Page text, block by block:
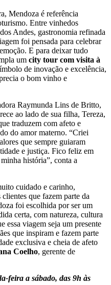
Mendoza é referência
Entre vinhedos
Andes, gastronomia refinada
foi pensada para celebrar
E para deixar tudo
um city tour com visita à
de inovação e excelência,
o bom vinho e
Raymunda Lins de Britto,
ao lado de sua filha, Tereza,
traduzem com afeto e
do amor materno. “Criei
que sempre guiaram
e justiça. Fico feliz em
história”, conta a
cuidado e carinho,
que fazem parte da
foi escolhida por ser um
certa, com natureza, cultura
essa viagem seja um presente
que inspiram e fazem parte
exclusiva e cheia de afeto
Coelho, gerente de
feira a sábado, das 9h às